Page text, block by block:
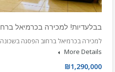
בבלעדיות! למכירה בכרמיאל ברחוב
למכירה בכרמיאל ברחוב הפסגה בשכונה
More Details
₪1,290,000